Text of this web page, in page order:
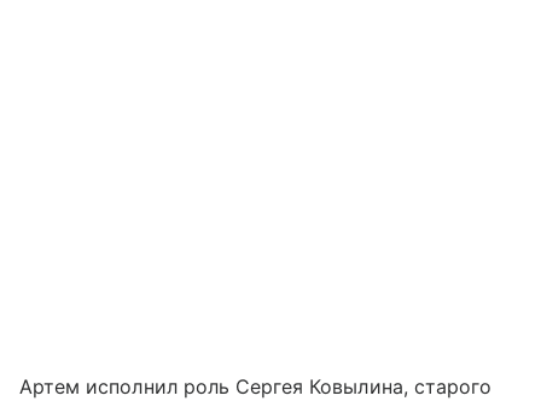
Артем исполнил роль Сергея Ковылина, старого